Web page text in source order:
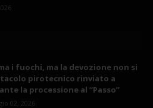
i fuochi, ma la devozione non si
pirotecnico rinviato a
la processione al “Passo”
02, 2026